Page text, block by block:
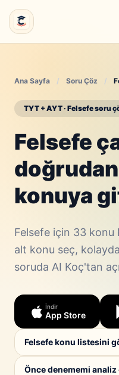
Ana Sayfa / Soru Çöz /
TYT + AYT · Felsefe soru
Felsefe
konuya
Felsefe için 33 konu
alt konu seç,
soruda AI Koç'tan
İndir
App Store
Felsefe konu listesini
Önce denememi analiz